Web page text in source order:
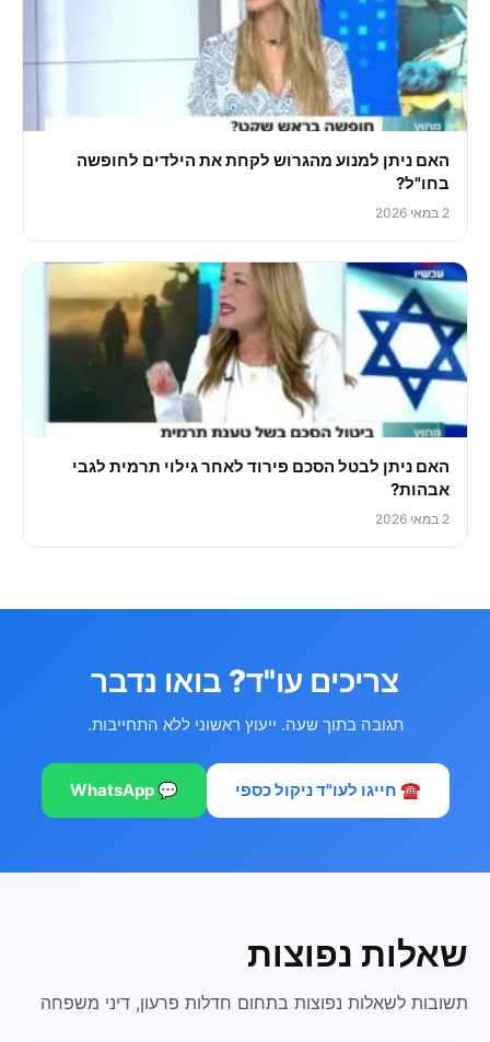
האם ניתן למנוע מהגרוש לקחת את הילדים לחופשה
בחו"ל?
2 במאי 2026
האם ניתן לבטל הסכם פירוד לאחר גילוי תרמית לגבי
אבהות?
2 במאי 2026
צריכים עו"ד? בואו נדבר
תגובה בתוך שעה. ייעוץ ראשוני ללא התחייבות.
☎️ חייגו לעו"ד ניקול כספי 💬 WhatsApp
שאלות נפוצות
תשובות לשאלות נפוצות בתחום חדלות פרעון, דיני משפחה